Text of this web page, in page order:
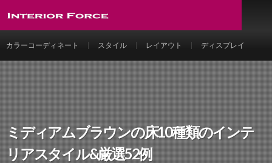
カラーコーディネート スタイル レイアウト ディスプレイ
ミディアムブラウンの床10種類のインテ
リアスタイル&厳選52例